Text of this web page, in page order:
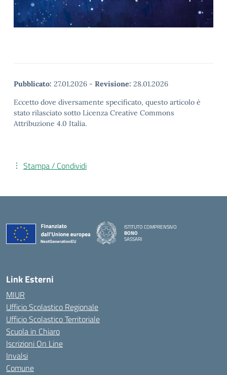
Pubblicato: 27.01.2026 - Revisione: 28.01.2026
Eccetto dove diversamente specificato, questo articolo è
stato rilasciato sotto Licenza Creative Commons
Attribuzione 4.0 Italia.
Stampa / Condividi
ISTITUTO COMPRENSIVO
BONO
SASSARI
Link Esterni
MIUR
Ufficio Scolastico Regionale
Ufficio Scolastico Territoriale
Scuola in Chiaro
Iscrizioni On Line
Invalsi
Comune